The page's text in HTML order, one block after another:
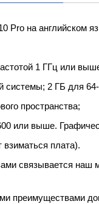
Pro на английском
1 ГГц или
2 ГБ для
пространства;
или выше.
плата).
связывается наш
преимуществами